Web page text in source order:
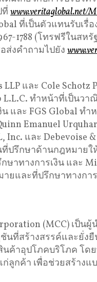
ที่ www.veritaglobal.net/
ที่เป็นตัวแทนรับเรื่
1788 (โทรฟรีในสห
ส่งคำถามไปยัง
และ Cole
L.L.C. ทำหน้าที่เป็นว
น และ FGS Global ท
Emanuel
Inc. และ Debevoise
ปรึกษาด้านกฎหมายใ
าทางการเงิน และ
ยและที่ปรึกษาทางกา
(MCC) เป็น
นที่สร้างสรรค์และยั่ง
ค้าอุปโภคบริโภค โด
ลูกค้า เพื่อช่วยสร้าง